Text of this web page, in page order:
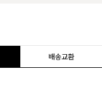
배송교환